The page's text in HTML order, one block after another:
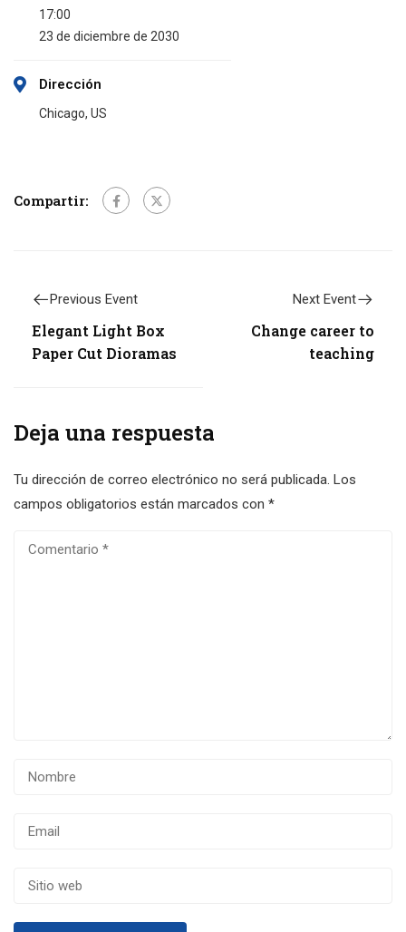
17:00
23 de diciembre de 2030
Dirección
Chicago, US
Compartir:
Previous Event
Elegant Light Box
Paper Cut Dioramas
Next Event
Change career to
teaching
Deja una respuesta
Tu dirección de correo electrónico no será publicada. Los
campos obligatorios están marcados con *